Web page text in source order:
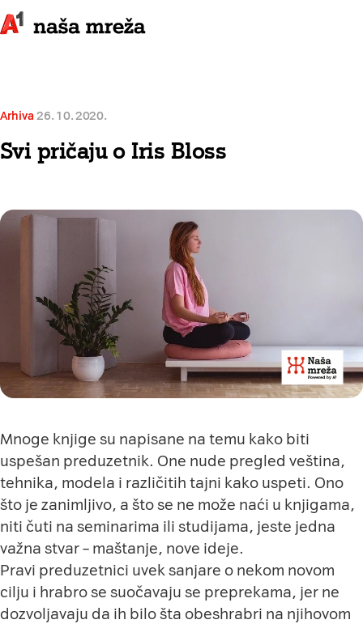
Arhiva 26. 10. 2020.
Svi pričaju o Iris Bloss
Mnoge knjige su napisane na temu kako biti
uspešan preduzetnik. One nude pregled veština,
tehnika, modela i različitih tajni kako uspeti. Ono
što je zanimljivo, a što se ne može naći u knjigama,
niti čuti na seminarima ili studijama, jeste jedna
važna stvar – maštanje, nove ideje.
Pravi preduzetnici uvek sanjare o nekom novom
cilju i hrabro se suočavaju se preprekama, jer ne
dozvoljavaju da ih bilo šta obeshrabri na njihovom